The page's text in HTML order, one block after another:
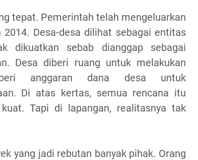
tepat. Pemerintah telah mengeluarkan
2014. Desa-desa dilihat sebagai entitas
dikuatkan sebab dianggap sebagai
Desa diberi ruang untuk melakukan
anggaran dana desa untuk
Di atas kertas, semua rencana itu
Tapi di lapangan, realitasnya tak
yang jadi rebutan banyak pihak. Orang